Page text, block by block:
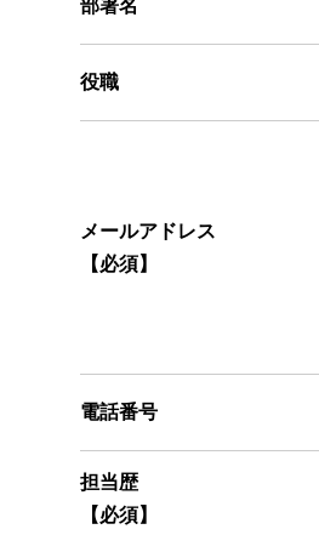
部署名
役職
メールアドレス
【必須】
電話番号
担当歴
【必須】